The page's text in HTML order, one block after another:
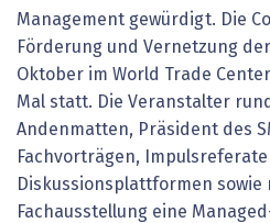
Management gewürdigt. Die
Förderung und Vernetzung
Oktober im World Trade
Mal statt. Die Veranstalter
Andenmatten, Präsident des
Fachvorträgen,
Diskussionsplattformen
Fachausstellung eine